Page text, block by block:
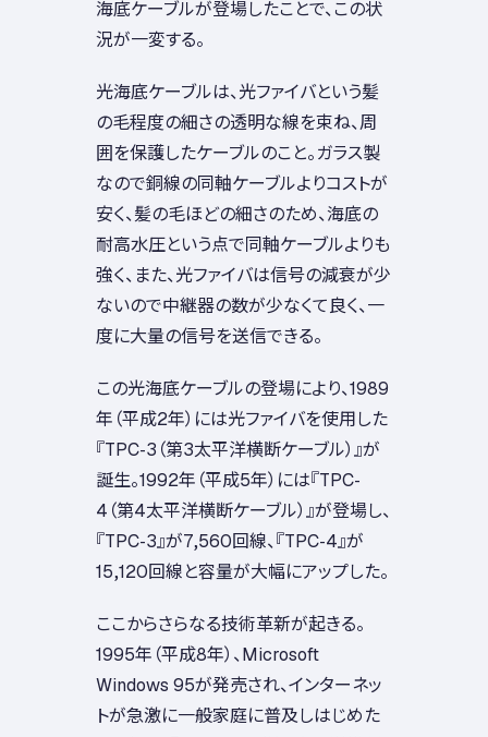
海底ケーブルが登場したことで、この状
況が一変する。
光海底ケーブルは、光ファイバという髪
の毛程度の細さの透明な線を束ね、周
囲を保護したケーブルのこと。ガラス製
なので銅線の同軸ケーブルよりコストが
安く、髪の毛ほどの細さのため、海底の
耐高水圧という点で同軸ケーブルよりも
強く、また、光ファイバは信号の減衰が少
ないので中継器の数が少なくて良く、一
度に大量の信号を送信できる。
この光海底ケーブルの登場により、1989
年（平成2年）には光ファイバを使用した
『TPC-3（第3太平洋横断ケーブル）』が
誕生。1992年（平成5年）には『TPC-
4（第4太平洋横断ケーブル）』が登場し、
『TPC-3』が7,560回線、『TPC-4』が
15,120回線と容量が大幅にアップした。
ここからさらなる技術革新が起きる。
1995年（平成8年）、Microsoft
Windows 95が発売され、インターネッ
トが急激に一般家庭に普及しはじめた